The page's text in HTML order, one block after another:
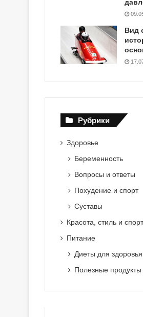
Вид
Рубрики
Здоровье
Беременность
Вопросы и ответы
Похудение и спорт
Суставы
Красота, стиль и спорт
Питание
Диеты для здоровья
Полезные продукты